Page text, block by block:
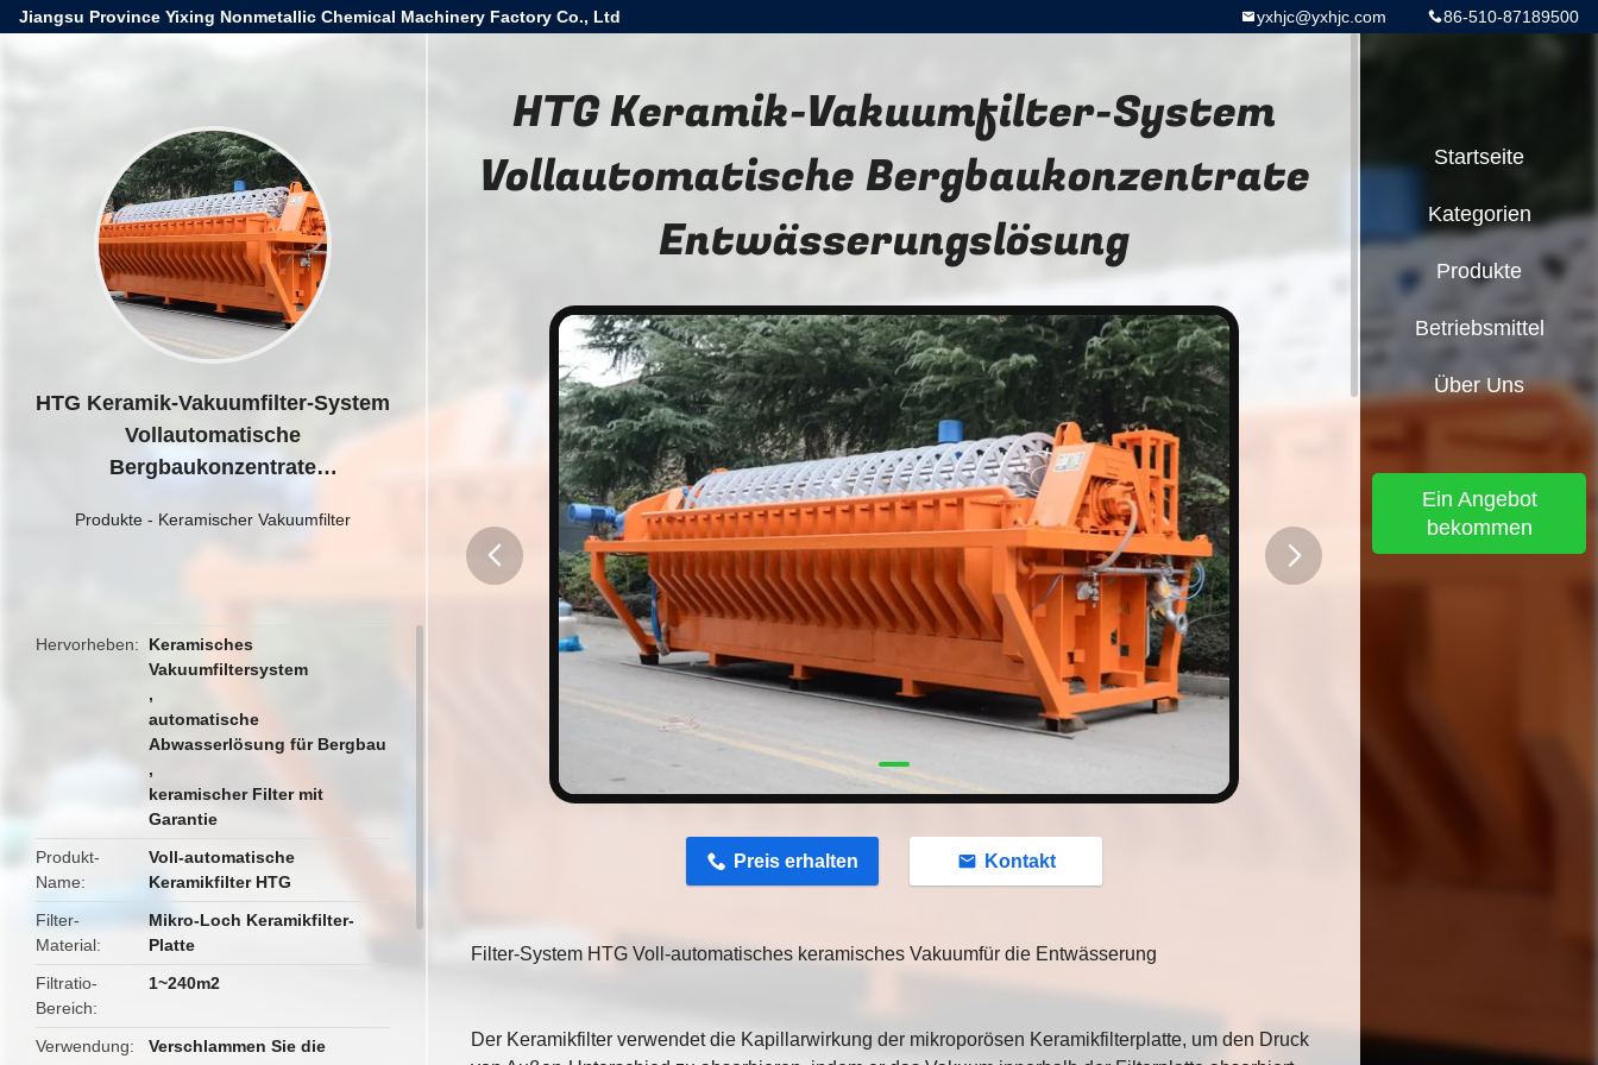
Jiangsu Province Yixing Nonmetallic Chemical Machinery Factory Co., Ltd 86-510-87189500
yxhjc@yxhjc.com
HTG Keramik-Vakuumfilter-System
Vollautomatische
Bergbaukonzentrate
Produkte - Keramischer Vakuumfilter
Hervorheben
Keramisches
Vakuumfiltersystem
,
automatische
Abwasserlösung für Bergbau
,
keramischer Filter mit
Garantie
Produkt-
Name
Voll-automatische
Keramikfilter HTG
Filter-
Material
Mikro-Loch Keramikfilter-
Platte
Filtratio-
Bereich
1~240m2
Verwendung
Verschlammen Sie die
HTG Keramik-Vakuumfilter-System
Vollautomatische Bergbaukonzentrate
Entwässerungslösung
Preis erhalten Kontakt
Filter-System HTG Voll-automatisches keramisches Vakuumfür die Entwässerung
Der Keramikfilter verwendet die Kapillarwirkung der mikroporösen Keramikfilterplatte, um den Druck
Startseite
Kategorien
Produkte
Betriebsmittel
Über Uns
Ein Angebot
bekommen